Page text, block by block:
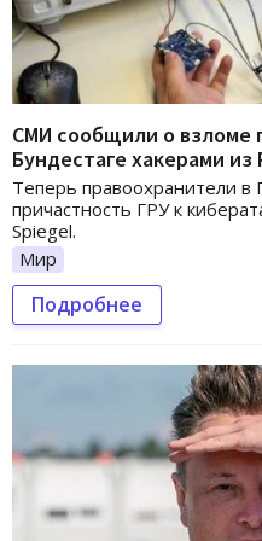
СМИ сообщили о взломе
Бундестаге хакерами из
Теперь правоохранители
причастность ГРУ к
Spiegel.
Мир
Подробнее